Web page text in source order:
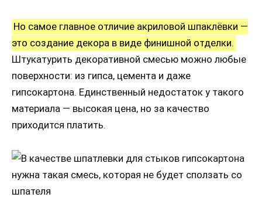
Но самое главное отличие акриловой шпаклёвки —
это создание декора в виде финишной отделки.
Штукатурить декоративной смесью можно любые
поверхности: из гипса, цемента и даже
гипсокартона. Единственный недостаток у такого
материала — высокая цена, но за качество
приходится платить.